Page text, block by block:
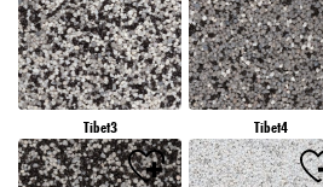
Tibet3 Tibet4